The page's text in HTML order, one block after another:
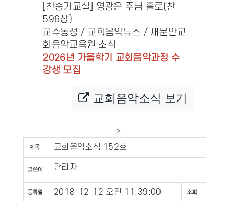
[찬송가교실] 영광은 주님 홀로(찬
596장)
교수동정 / 교회음악뉴스 / 새문안교
회음악교육원 소식
2026년 가을학기 교회음악과정 수
강생 모집
교회음악소식 보기
-->
교회음악소식 152호
관리자
2018-12-12 오전 11:39:00